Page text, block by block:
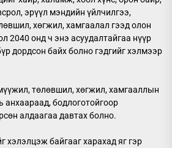
эрүүл мэндийн үйлчилгээ,
хөгжил, хамгаалал гээд олон
2040 онд ч энэ асуудалтайгаа нүүр
дордсон байх болно гэдгийг хэлмээр
төлөвшил, хөгжил, хамгааллын
анхаараад, бодлоготойгоор
алдаагаа давтах болно.
хэлэлцэж байгааг харахад яг гэр